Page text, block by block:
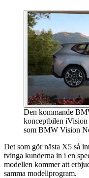
Den kommande
konceptbilen
som BMW Vision
Det som gör nästa X5 så
tvinga kunderna in i en
modellen kommer att
samma modellprogram.